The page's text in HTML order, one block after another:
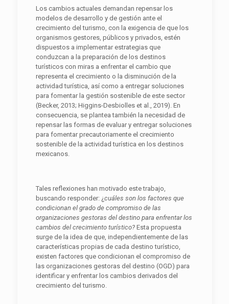
Los cambios actuales demandan repensar los
modelos de desarrollo y de gestión ante el
crecimiento del turismo, con la exigencia de que los
organismos gestores, públicos y privados, estén
dispuestos a implementar estrategias que
conduzcan a la preparación de los destinos
turísticos con miras a enfrentar el cambio que
representa el crecimiento o la disminución de la
actividad turística, así como a entregar soluciones
para fomentar la gestión sostenible de este sector
(Becker, 2013; Higgins-Desbiolles et al., 2019). En
consecuencia, se plantea también la necesidad de
repensar las formas de evaluar y entregar soluciones
para fomentar precautoriamente el crecimiento
sostenible de la actividad turística en los destinos
mexicanos.
Tales reflexiones han motivado este trabajo,
buscando responder: ¿cuáles son los factores que
condicionan el grado de compromiso de las
organizaciones gestoras del destino para enfrentar los
cambios del crecimiento turístico? Esta propuesta
surge de la idea de que, independientemente de las
características propias de cada destino turístico,
existen factores que condicionan el compromiso de
las organizaciones gestoras del destino (OGD) para
identificar y enfrentar los cambios derivados del
crecimiento del turismo.